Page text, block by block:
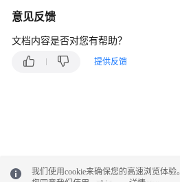
常
问
题
多
意见反馈
文档内容是否对您有帮助？
提供反馈
我们使用cookie来确保您的高速浏览体